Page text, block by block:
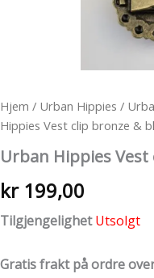
Hjem / Urban Hippies /
Hippies Vest clip bronze &
Urban Hippies
kr199,00
Tilgjengelighet Utsolgt
Gratis frakt på ordre